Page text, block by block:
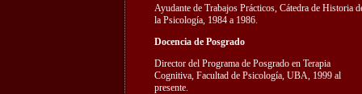
Ayudante de Trabajos Prácticos, Cátedra de Historia
la Psicología, 1984 a 1986.
Docencia de Posgrado
Director del Programa de Posgrado en Terapia
Cognitiva, Facultad de Psicología, UBA, 1999 al
presente.